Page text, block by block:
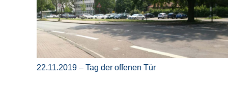
22.11.2019 – Tag der offenen Tür